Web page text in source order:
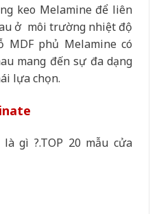
keo Melamine để liên
ở môi trường nhiệt độ
MDF phủ Melamine có
mang đến sự đa dạng
lựa chọn.